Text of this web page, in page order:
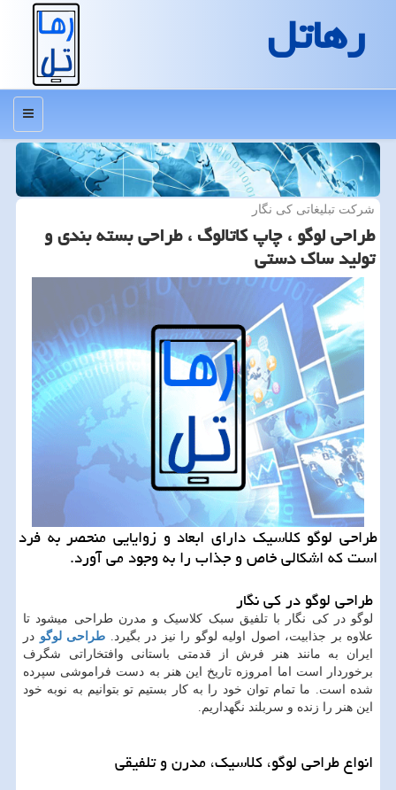
رهاتل
منو
شركت تبلیغاتی كی نگار
طراحی لوگو ، چاپ كاتالوگ ، طراحی بسته بندی و
تولید ساك دستی
طراحی لوگو كلاسیك دارای ابعاد و زوایایی منحصر به فرد
است كه اشكالی خاص و جذاب را به وجود می آورد.
طراحی لوگو در کی نگار
لوگو در کی نگار با تلفیق سبک کلاسیک و مدرن طراحی میشود تا
علاوه بر جذابیت، اصول اولیه لوگو را نیز در بگیرد. طراحی لوگو در
ایران به مانند هنر فرش از قدمتی باستانی وافتخاراتی شگرف
برخوردار است اما امروزه تاریخ این هنر به دست فراموشی سپرده
شده است. ما تمام توان خود را به کار بستیم تو بتوانیم به نوبه خود
این هنر را زنده و سربلند نگهداریم.
انواع طراحی لوگو، کلاسیک، مدرن و تلفیقی